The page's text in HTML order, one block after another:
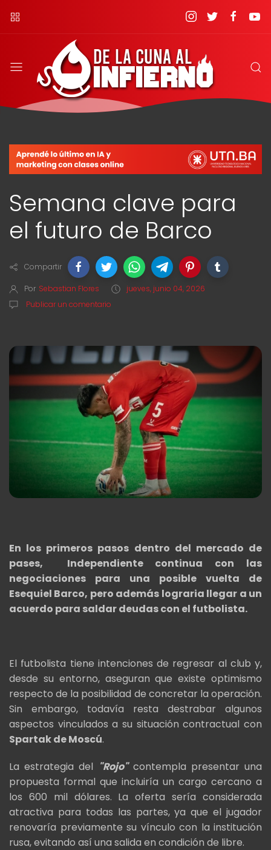
Semana clave para
el futuro de Barco
Compartir
Por Sebastian Flores
jueves, junio 04, 2026
Publicar un comentario
En los primeros pasos dentro del mercado de
pases, Independiente continua con las
negociaciones para una posible vuelta de
Esequiel Barco, pero además lograria llegar a un
acuerdo para saldar deudas con el futbolista.
El futbolista tiene intenciones de regresar al club y,
desde su entorno, aseguran que existe optimismo
respecto de la posibilidad de concretar la operación.
Sin embargo, todavía resta destrabar algunos
aspectos vinculados a su situación contractual con
Spartak de Moscú.
La estrategia del "Rojo"contempla presentar una
propuesta formal que incluiría un cargo cercano a
los 600 mil dólares. La oferta sería considerada
atractiva para todas las partes, ya que el jugador
renovaría previamente su vínculo con la institución
rusa, evitando así una salida en condición de libre.